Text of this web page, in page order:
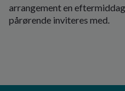
arrangement en
pårørende inviteres med.